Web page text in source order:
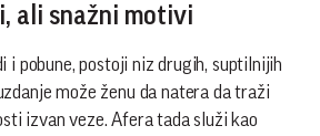
ali snažni motivi
i pobune, postoji niz drugih, suptilnijih
može ženu da natera da traži
izvan veze. Afera tada služi kao